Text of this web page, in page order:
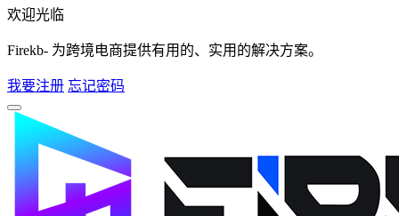
欢迎光临
Firekb- 为跨境电商提供有用的、实用的解决方案。
我要注册 忘记密码